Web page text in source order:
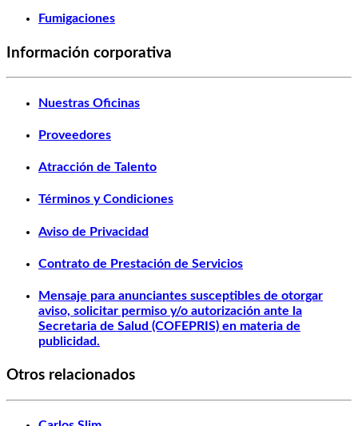
Fumigaciones
Información corporativa
Nuestras Oficinas
Proveedores
Atracción de Talento
Términos y Condiciones
Aviso de Privacidad
Contrato de Prestación de Servicios
Mensaje para anunciantes susceptibles de otorgar
aviso, solicitar permiso y/o autorización ante la
Secretaria de Salud (COFEPRIS) en materia de
publicidad.
Otros relacionados